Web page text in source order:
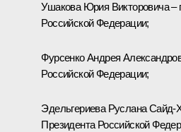
УшаковаЮрия Викторовича –
Российской Федерации;
ФурсенкоАндрея
Российской Федерации;
ЭдельгериеваРуслана Сайд-
Президента Российской